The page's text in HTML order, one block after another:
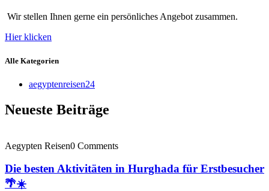
Wir stellen Ihnen gerne ein persönliches Angebot zusammen.
Hier klicken
Alle Kategorien
aegyptenreisen24
Neueste Beiträge
Aegypten Reisen0 Comments
Die besten Aktivitäten in Hurghada für Erstbesucher
🌴☀️